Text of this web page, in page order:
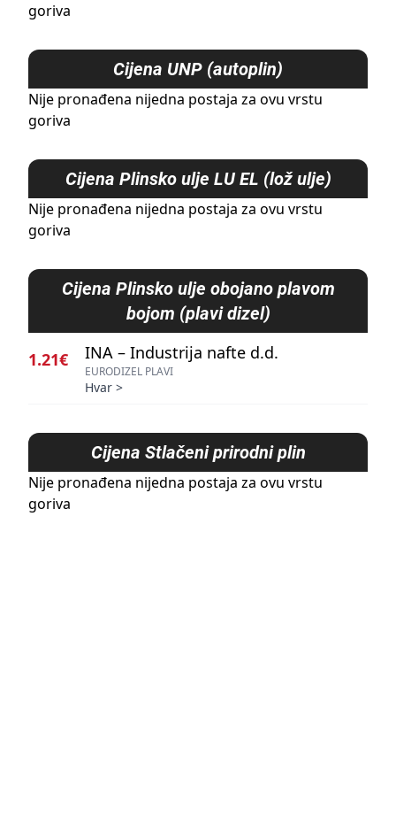
goriva
Cijena UNP (autoplin)
Nije pronađena nijedna postaja za ovu vrstu
goriva
Cijena Plinsko ulje LU EL (lož ulje)
Nije pronađena nijedna postaja za ovu vrstu
goriva
Cijena Plinsko ulje obojano plavom
bojom (plavi dizel)
1.21€ INA – Industrija nafte d.d.
EURODIZEL PLAVI
Hvar >
Cijena Stlačeni prirodni plin
Nije pronađena nijedna postaja za ovu vrstu
goriva